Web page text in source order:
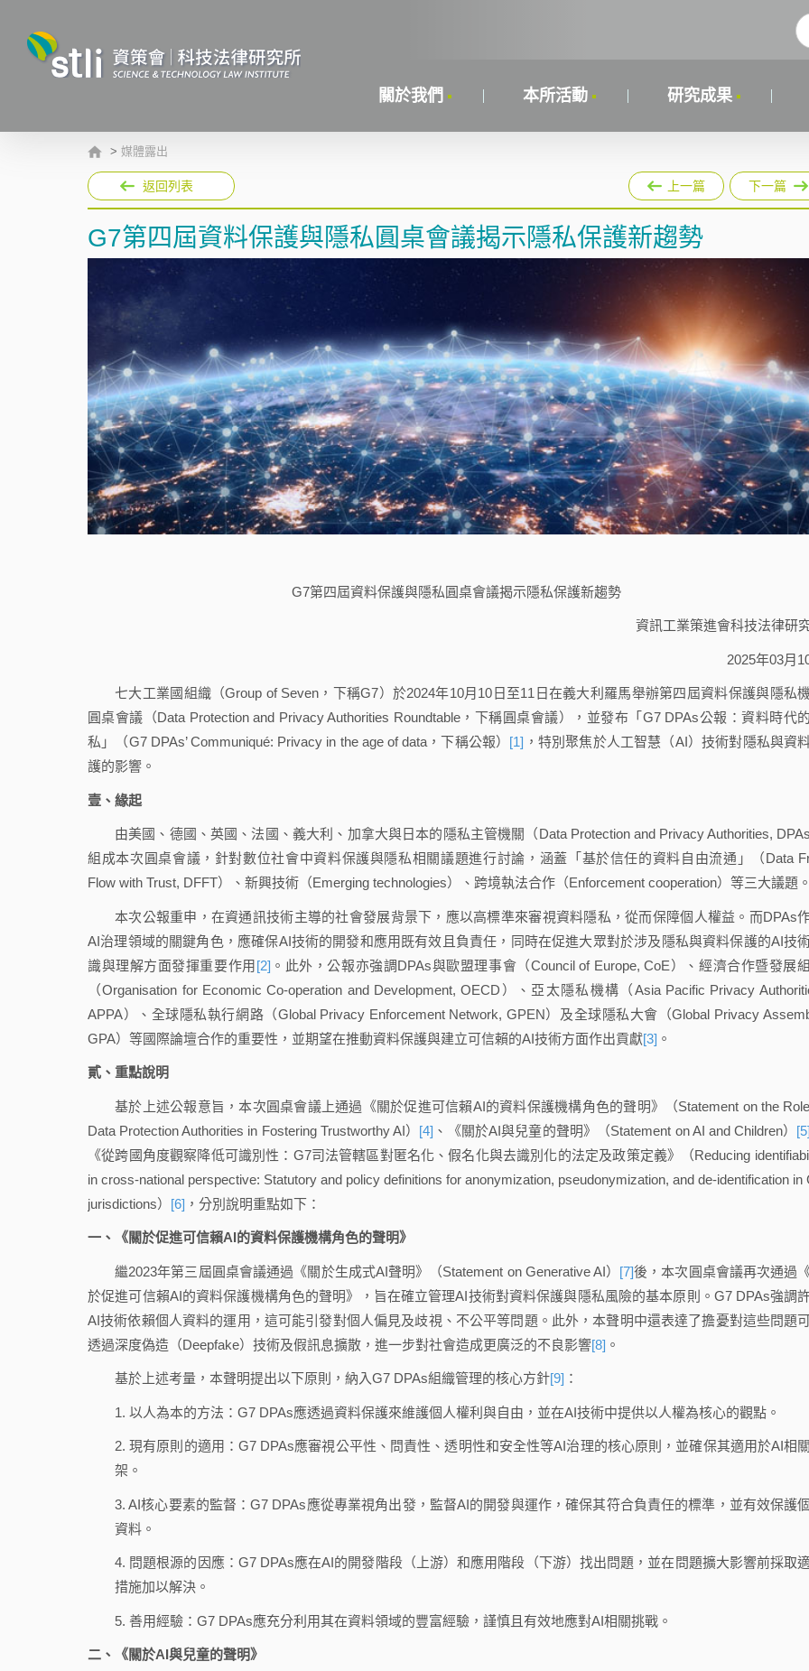
關於我們 本所活動 研究成果
> 媒體露出
返回列表 上一篇 下一篇
G7第四屆資料保護與隱私圓桌會議揭示隱私保護新趨勢
G7第四屆資料保護與隱私圓桌會議揭示隱私保護新趨勢
資訊工業策進會科技法律研
2025年03月
七大工業國組織（Group of Seven，下稱G7）於2024年10月10日至11日在義大利羅馬舉辦第四屆資料保護與隱私
圓桌會議（Data Protection and Privacy Authorities Roundtable，下稱圓桌會議），並發布「G7 DPAs公報：資料時代
私」（G7 DPAs’ Communiqué: Privacy in the age of data，下稱公報） [1] ，特別聚焦於人工智慧（AI）技術對隱私與資
護的影響。
壹、緣起
由美國、德國、英國、法國、義大利、加拿大與日本的隱私主管機關（Data Protection and Privacy Authorities, DPAs
組成本次圓桌會議，針對數位社會中資料保護與隱私相關議題進行討論，涵蓋「基於信任的資料自由流通」（Data
Flow with Trust, DFFT）、新興技術（Emerging technologies）、跨境執法合作（Enforcement cooperation）等三大議題。
本次公報重申，在資通訊技術主導的社會發展背景下，應以高標準來審視資料隱私，從而保障個人權益。而DPAs
AI治理領域的關鍵角色，應確保AI技術的開發和應用既有效且負責任，同時在促進大眾對於涉及隱私與資料保護的AI技
識與理解方面發揮重要作用 [2] 。此外，公報亦強調DPAs與歐盟理事會（Council of Europe, CoE）、經濟合作暨發展
（Organisation for Economic Co-operation and Development, OECD）、亞太隱私機構（Asia Pacific Privacy
APPA）、全球隱私執行網路（Global Privacy Enforcement Network, GPEN）及全球隱私大會（Global Privacy
GPA）等國際論壇合作的重要性，並期望在推動資料保護與建立可信賴的AI技術方面作出貢獻[3] 。
貳、重點說明
基於上述公報意旨，本次圓桌會議上通過《關於促進可信賴AI的資料保護機構角色的聲明》（Statement on the
Data Protection Authorities in Fostering Trustworthy AI） [4] 、《關於AI與兒童的聲明》（Statement on AI and Children） [5]
《從跨國角度觀察降低可識別性：G7司法管轄區對匿名化、假名化與去識別化的法定及政策定義》（Reducing
in cross-national perspective: Statutory and policy definitions for anonymization, pseudonymization, and de-identification in
jurisdictions） [6] ，分別說明重點如下：
一、《關於促進可信賴AI的資料保護機構角色的聲明》
繼2023年第三屆圓桌會議通過《關於生成式AI聲明》（Statement on Generative AI） [7]後，本次圓桌會議再次通過
於促進可信賴AI的資料保護機構角色的聲明》，旨在確立管理AI技術對資料保護與隱私風險的基本原則。G7 DPAs強調
AI技術依賴個人資料的運用，這可能引發對個人偏見及歧視、不公平等問題。此外，本聲明中還表達了擔憂對這些問題
透過深度偽造（Deepfake）技術及假訊息擴散，進一步對社會造成更廣泛的不良影響[8] 。
基於上述考量，本聲明提出以下原則，納入G7 DPAs組織管理的核心方針[9] ：
1. 以人為本的方法：G7 DPAs應透過資料保護來維護個人權利與自由，並在AI技術中提供以人權為核心的觀點。
2. 現有原則的適用：G7 DPAs應審視公平性、問責性、透明性和安全性等AI治理的核心原則，並確保其適用於AI相
架。
3. AI核心要素的監督：G7 DPAs應從專業視角出發，監督AI的開發與運作，確保其符合負責任的標準，並有效保護
資料。
4. 問題根源的因應：G7 DPAs應在AI的開發階段（上游）和應用階段（下游）找出問題，並在問題擴大影響前採取
措施加以解決。
5. 善用經驗：G7 DPAs應充分利用其在資料領域的豐富經驗，謹慎且有效地應對AI相關挑戰。
二、《關於AI與兒童的聲明》